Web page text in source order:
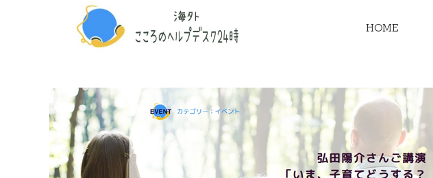
HOME